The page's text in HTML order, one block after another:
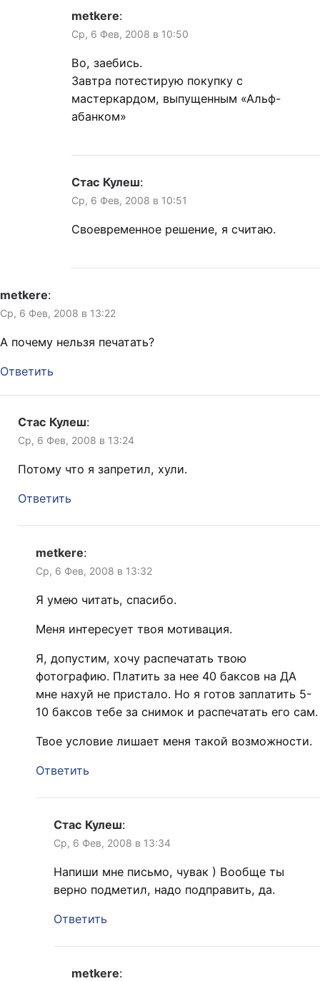
metkere:
Ср, 6 Фев, 2008 в 10:50
Во, заебись.
Завтра потестирую покупку с
мастеркардом, выпущенным «Альф-
абанком»
Стас Кулеш:
Ср, 6 Фев, 2008 в 10:51
Своевременное решение, я считаю.
metkere:
Ср, 6 Фев, 2008 в 13:22
А почему нельзя печатать?
Ответить
Стас Кулеш:
Ср, 6 Фев, 2008 в 13:24
Потому что я запретил, хули.
Ответить
metkere:
Ср, 6 Фев, 2008 в 13:32
Я умею читать, спасибо.
Меня интересует твоя мотивация.
Я, допустим, хочу распечатать твою
фотографию. Платить за нее 40 баксов на ДА
мне нахуй не пристало. Но я готов заплатить 5-
10 баксов тебе за снимок и распечатать его сам.
Твое условие лишает меня такой возможности.
Ответить
Стас Кулеш:
Ср, 6 Фев, 2008 в 13:34
Напиши мне письмо, чувак ) Вообще ты
верно подметил, надо подправить, да.
Ответить
metkere: